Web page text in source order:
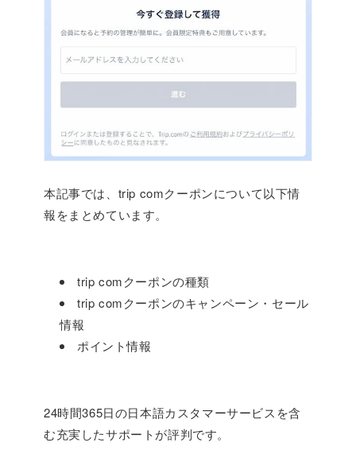
本記事では、trip comクーポンについて以下情
報をまとめています。
trip comクーポンの種類
trip comクーポンのキャンペーン・セール
情報
ポイント情報
24時間365日の日本語カスタマーサービスを含
む充実したサポートが評判です。